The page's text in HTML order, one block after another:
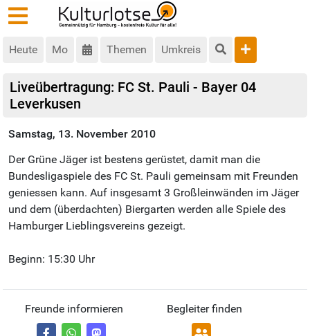
Heute Mo Themen Umkreis
Liveübertragung: FC St. Pauli - Bayer 04
Leverkusen
Samstag, 13. November 2010
Der Grüne Jäger ist bestens gerüstet, damit man die
Bundesligaspiele des FC St. Pauli gemeinsam mit Freunden
geniessen kann. Auf insgesamt 3 Großleinwänden im Jäger
und dem (überdachten) Biergarten werden alle Spiele des
Hamburger Lieblingsvereins gezeigt.
Beginn: 15:30 Uhr
Freunde informieren Begleiter finden